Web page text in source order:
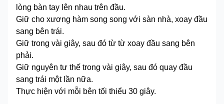
lòng bàn tay lên nhau trên đầu.
Giữ cho xương hàm song song với sàn nhà, xoay đầu
sang bên trái.
Giữ trong vài giây, sau đó từ từ xoay đầu sang bên
phải.
Giữ nguyên tư thế trong vài giây, sau đó quay đầu
sang trái một lần nữa.
Thực hiện với mỗi bên tối thiểu 30 giây.